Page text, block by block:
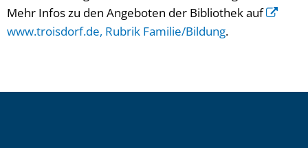
Mehr Infos zu den Angeboten der Bibliothek auf
www.troisdorf.de, Rubrik Familie/Bildung.